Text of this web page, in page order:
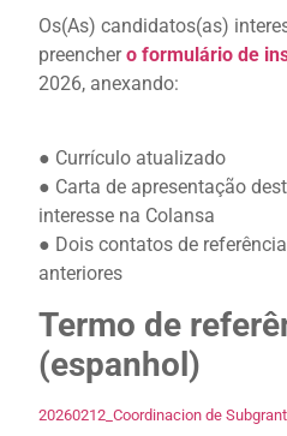
Os(As) candidatos(as)
preenchero formulário de
2026, anexando:
● Currículo atualizado
● Carta de apresentação
interesse na Colansa
● Dois contatos de
anteriores
Termo de
(espanhol)
20260212_Coordinacion de